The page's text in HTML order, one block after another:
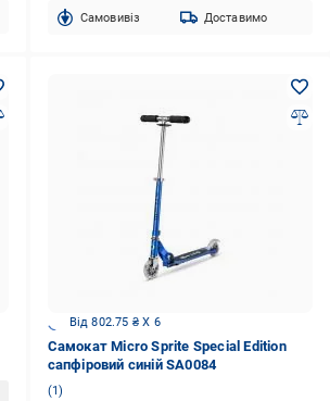
Cамовивіз Доставимо
Від 802.75 ₴ X 6
Самокат Micro Sprite Special Edition
сапфіровий синій SA0084
1